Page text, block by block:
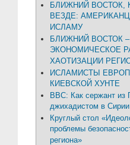
БЛИЖНИЙ ВОСТОК,
ВЕЗДЕ:
ИСЛАМУ
БЛИЖНИЙ ВОСТОК
ЭКОНОМИЧЕСКОЕ
ХАОТИЗАЦИИ
ИСЛАМИСТЫ
КИЕВСКОЙ ХУНТЕ
ВВС: Как сержант из
джихадистом в
Круглый стол
проблемы
региона»